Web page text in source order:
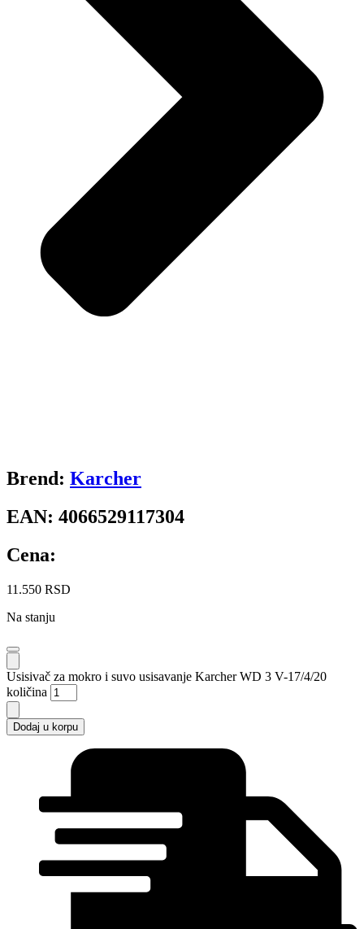
Brend: Karcher
EAN: 4066529117304
Cena:
11.550 RSD
Na stanju
Usisivač za mokro i suvo usisavanje Karcher WD 3 V-17/4/20
količina
Dodaj u korpu